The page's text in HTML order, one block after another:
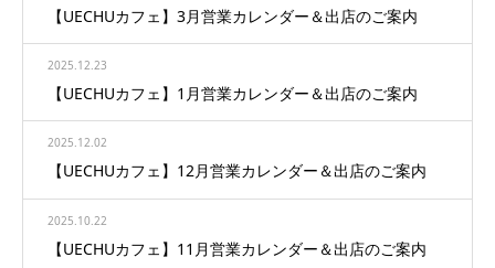
【UECHUカフェ】3月営業カレンダー＆出店のご案内
2025.12.23
【UECHUカフェ】1月営業カレンダー＆出店のご案内
2025.12.02
【UECHUカフェ】12月営業カレンダー＆出店のご案内
2025.10.22
【UECHUカフェ】11月営業カレンダー＆出店のご案内